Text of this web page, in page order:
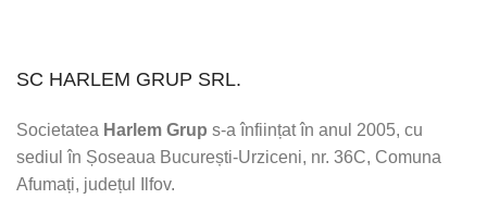
SC HARLEM GRUP SRL.
Societatea Harlem Grup s-a înființat în anul 2005, cu
sediul în Șoseaua București-Urziceni, nr. 36C, Comuna
Afumați, județul Ilfov.